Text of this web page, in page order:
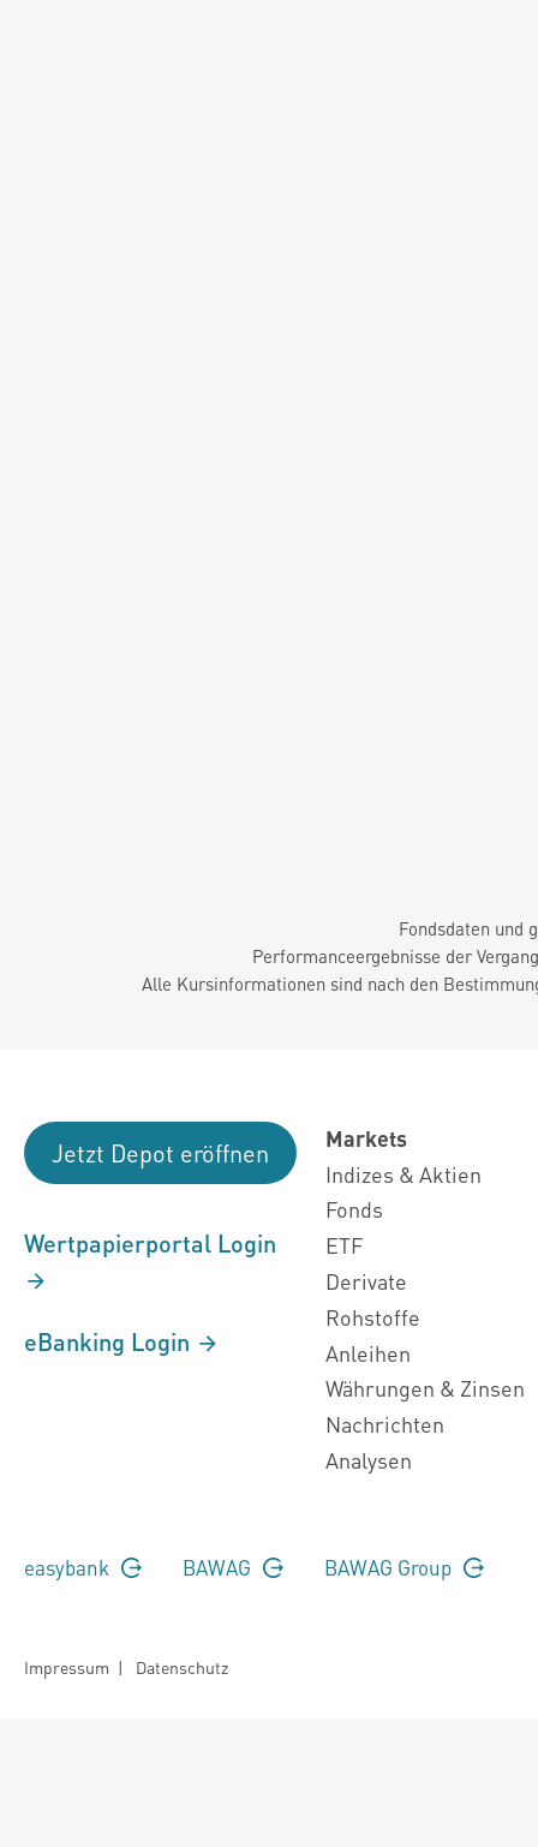
Fondsdaten und
Performanceergebnisse der
Alle Kursinformationen sind nach den
Jetzt Depot eröffnen
Wertpapierportal Login
eBanking Login
Markets
Indizes & Aktien
Fonds
ETF
Derivate
Rohstoffe
Anleihen
Währungen & Zinsen
Nachrichten
Analysen
easybank BAWAG BAWAG Group
Impressum | Datenschutz